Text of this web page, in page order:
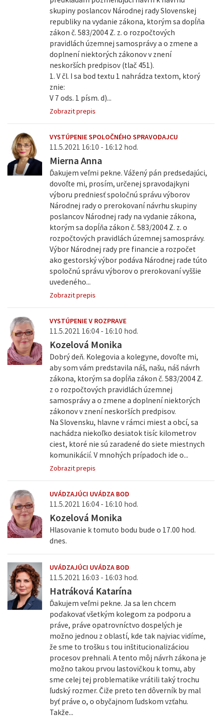
skupiny poslancov Národnej rady Slovenskej
republiky na vydanie zákona, ktorým sa dopĺňa
zákon č. 583/2004 Z. z. o rozpočtových
pravidlách územnej samosprávy a o zmene a
doplnení niektorých zákonov v znení
neskorších predpisov (tlač 451).
1. V čl. I sa bod textu 1 nahrádza textom, ktorý
znie:
V 7 ods. 1 písm. d)...
Zobrazit prepis
VYSTÚPENIE SPOLOČNÉHO SPRAVODAJCU
11.5.2021 16:10 - 16:12 hod.
Mierna Anna
Ďakujem veľmi pekne. Vážený pán predsedajúci,
dovoľte mi, prosím, určenej spravodajkyni
výboru predniesť spoločnú správu výborov
Národnej rady o prerokovaní návrhu skupiny
poslancov Národnej rady na vydanie zákona,
ktorým sa dopĺňa zákon č. 583/2004 Z. z. o
rozpočtových pravidlách územnej samosprávy.
Výbor Národnej rady pre financie a rozpočet
ako gestorský výbor podáva Národnej rade túto
spoločnú správu výborov o prerokovaní vyššie
uvedeného...
Zobrazit prepis
VYSTÚPENIE V ROZPRAVE
11.5.2021 16:04 - 16:10 hod.
Kozelová Monika
Dobrý deň. Kolegovia a kolegyne, dovoľte mi,
aby som vám predstavila náš, našu, náš návrh
zákona, ktorým sa dopĺňa zákon č. 583/2004 Z.
z o rozpočtových pravidlách územnej
samosprávy a o zmene a doplnení niektorých
zákonov v znení neskorších predpisov.
Na Slovensku, hlavne v rámci miest a obcí, sa
nachádza niekoľko desiatok tisíc kilometrov
ciest, ktoré nie sú zaradené do siete miestnych
komunikácií. V mnohých prípadoch ide o...
Zobrazit prepis
UVÁDZAJÚCI UVÁDZA BOD
11.5.2021 16:04 - 16:10 hod.
Kozelová Monika
Hlasovanie k tomuto bodu bude o 17.00 hod.
dnes.
UVÁDZAJÚCI UVÁDZA BOD
11.5.2021 16:03 - 16:03 hod.
Hatráková Katarína
Ďakujem veľmi pekne. Ja sa len chcem
poďakovať všetkým kolegom za podporu a
práve, práve opatrovníctvo dospelých je
možno jednou z oblastí, kde tak najviac vidíme,
že sme to trošku s tou inštitucionalizáciou
procesov prehnali. A tento môj návrh zákona je
možno takou prvou lastovičkou k tomu, aby
sme celej tej problematike vrátili taký trochu
ľudský rozmer. Čiže preto ten dôverník by mal
byť práve o, o obyčajnom ľudskom vzťahu.
Takže...